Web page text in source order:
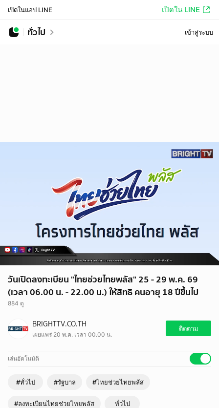
เปิดในแอป LINE เปิดใน LINE
ทั่วไป เข้าสู่ระบบ
วันเปิดลงทะเบียน "ไทยช่วยไทยพลัส" 25 - 29 พ.ค. 69
(เวลา 06.00 น. - 22.00 น.) ให้สิทธิ คนอายุ 18 ปีขึ้นไป
884 ดู
BRIGHTTV.CO.TH
เผยแพร่ 20 พ.ค. เวลา 00.00 น.
ติดตาม
เล่นอัตโนมัติ
#ทั่วไป #รัฐบาล #ไทยช่วยไทยพลัส
#ลงทะเบียนไทยช่วยไทยพลัส ทั่วไป